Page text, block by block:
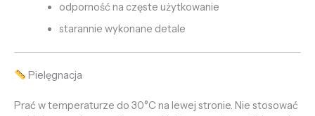
odporność na częste użytkowanie
starannie wykonane detale
Pielęgnacja
Prać w temperaturze do 30°C na lewej stronie. Nie stosować